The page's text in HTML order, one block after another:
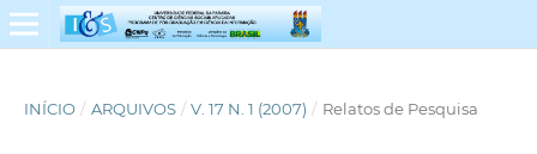
INÍCIO / ARQUIVOS / V. 17 N. 1 (2007) / Relatos de Pesquisa